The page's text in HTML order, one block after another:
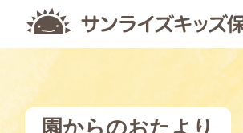
園からのおたより